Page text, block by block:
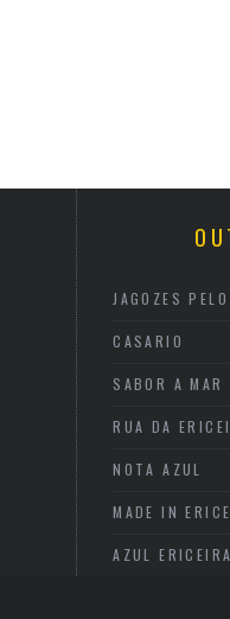
JAGOZES
CASARIO
SABOR A MAR
RUA DA
NOTA AZUL
MADE IN
AZUL